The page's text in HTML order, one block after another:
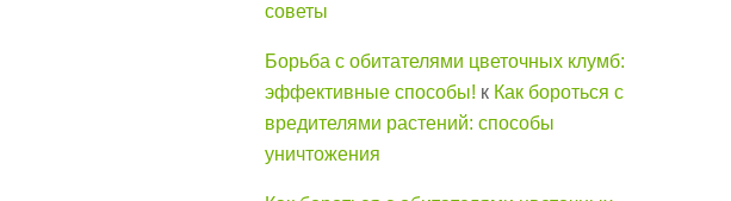
советы
Борьба с обитателями цветочных клумб:
эффективные способы! к Как бороться с
вредителями растений: способы
уничтожения